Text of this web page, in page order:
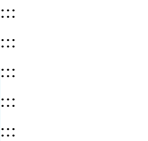
:::
:::
:::
:::
:::